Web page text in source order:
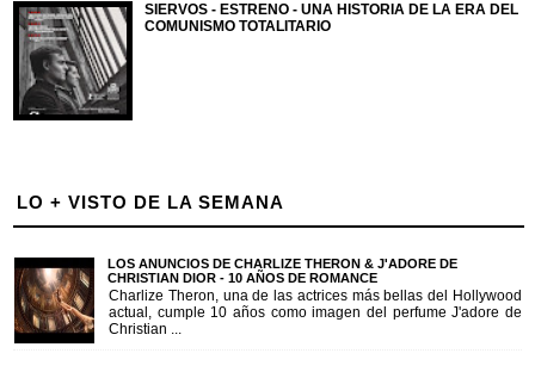
SIERVOS - ESTRENO - UNA HISTORIA DE LA ERA DEL
COMUNISMO TOTALITARIO
LO + VISTO DE LA SEMANA
LOS ANUNCIOS DE CHARLIZE THERON & J'ADORE DE
CHRISTIAN DIOR - 10 AÑOS DE ROMANCE
Charlize Theron, una de las actrices más bellas del Hollywood
actual, cumple 10 años como imagen del perfume J'adore de
Christian ...